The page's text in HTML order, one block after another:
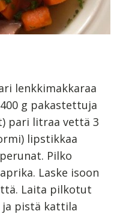
lenkkimakkaraa
g pakastettuja
pari litraa vettä 3
lipstikkaa
Pilko
Laske isoon
Laita pilkotut
ja pistä kattila